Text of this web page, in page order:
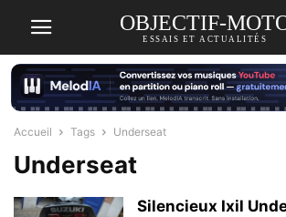
OBJECTIF-
ESSAIS ET ACTUALITÉS
Accueil Tags Underseat
Underseat
Silencieux Ixil